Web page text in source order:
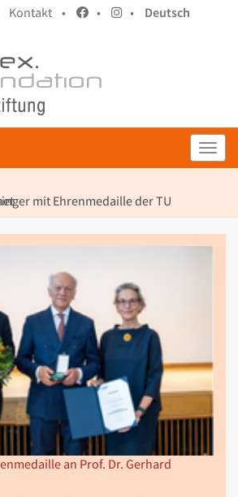
Kontakt • • •
Deutsch
an Prof. Dr. Gerhard